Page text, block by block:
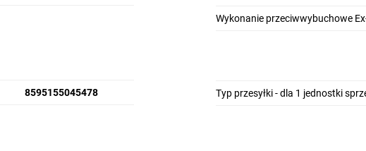
Wykonanie przeciwwybuchowe
8595155045478 Typ przesyłki - dla 1 jednostki